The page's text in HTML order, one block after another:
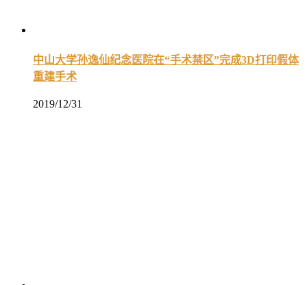
中山大学孙逸仙纪念医院在“手术禁区”完成3D打印假体
重建手术
2019/12/31